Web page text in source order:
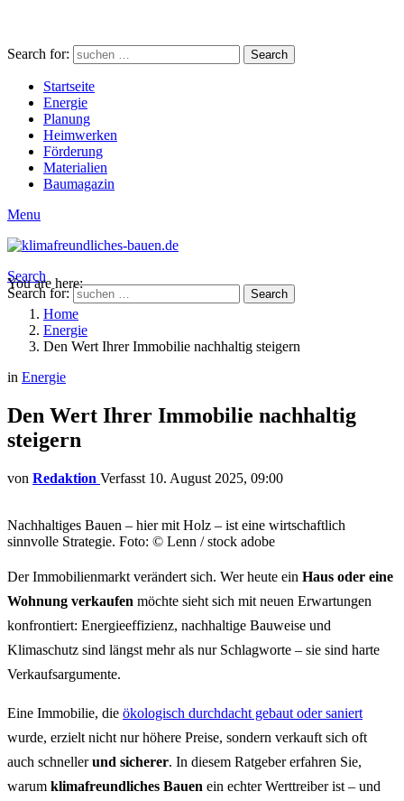
Search for: Search
Startseite
Energie
Planung
Heimwerken
Förderung
Materialien
Baumagazin
Menu
Search
Search for:
Search
You are here:
Home
Energie
Den Wert Ihrer Immobilie nachhaltig steigern
in Energie
Den Wert Ihrer Immobilie nachhaltig
steigern
von Redaktion 10. August 2025, 09:00
Nachhaltiges Bauen – hier mit Holz – ist eine wirtschaftlich
sinnvolle Strategie. Foto: © Lenn / stock adobe
Der Immobilienmarkt verändert sich. Wer heute ein Haus oder eine
Wohnung verkaufen möchte sieht sich mit neuen Erwartungen
konfrontiert: Energieeffizienz, nachhaltige Bauweise und
Klimaschutz sind längst mehr als nur Schlagworte – sie sind harte
Verkaufsargumente.
Eine Immobilie, die ökologisch durchdacht gebaut oder saniert
wurde, erzielt nicht nur höhere Preise, sondern verkauft sich oft
auch schnellerund sicherer. In diesem Ratgeber erfahren Sie,
warum klimafreundliches Bauen ein echter Werttreiber ist – und